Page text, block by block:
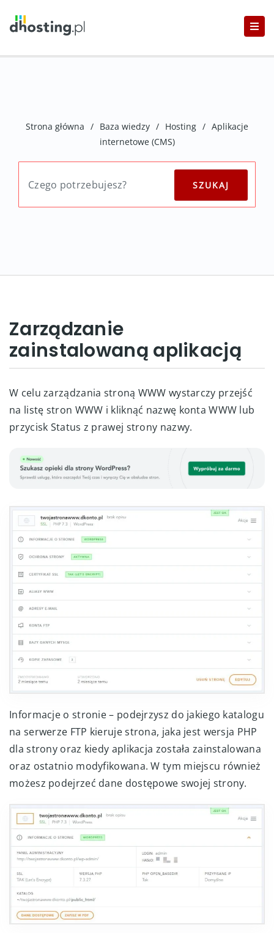
Strona główna / Baza wiedzy / Hosting / Aplikacje
internetowe (CMS)
Zarządzanie
zainstalowaną aplikacją
W celu zarządzania stroną WWW wystarczy przejść
na listę stron WWW i kliknąć nazwę konta WWW lub
przycisk Status z prawej strony nazwy.
Informacje o stronie – podejrzysz do jakiego katalogu
na serwerze FTP kieruje strona, jaka jest wersja PHP
dla strony oraz kiedy aplikacja została zainstalowana
oraz ostatnio modyfikowana. W tym miejscu również
możesz podejrzeć dane dostępowe swojej strony.